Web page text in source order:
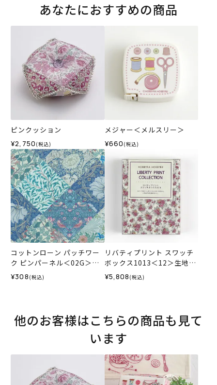
あなたにおすすめの商品
ピンクッション
¥2,750 (税込)
メジャー＜メルスリー＞
¥660 (税込)
コットンローン パッチワー
ク ピンパーネル＜02G＞生
地 ホビーラホビーレデザイ
ンコレクション
¥308 (税込)
リバティプリント スワッチ
ボックス1013＜12＞生地
（ホビーラホビーレオリジ
ナル）
¥5,808 (税込)
他のお客様はこちらの商品も見て
います